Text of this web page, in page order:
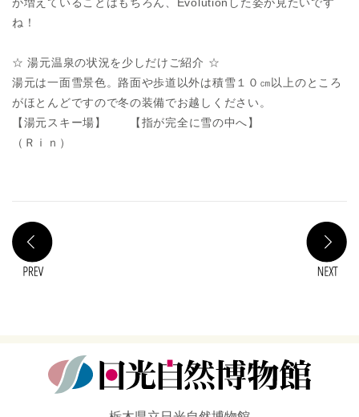
ね！
☆ 湯元温泉の状況を少しだけご紹介 ☆
湯元は一面雪景色。路面や歩道以外は積雪１０㎝以上のところ
がほとんどですので冬の装備でお越しください。
【湯元スキー場】
【指が完全に雪の中へ】
（Ｒｉｎ）